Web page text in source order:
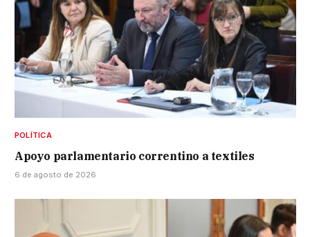
POLÍTICA
Apoyo parlamentario correntino a textiles
6 de agosto de 2026